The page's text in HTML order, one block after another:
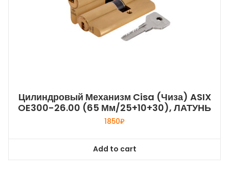
Цилиндровый Механизм Cisa (Чиза) ASIX
OE300-26.00 (65 Мм/25+10+30), ЛАТУНЬ
1850₽
Add to cart